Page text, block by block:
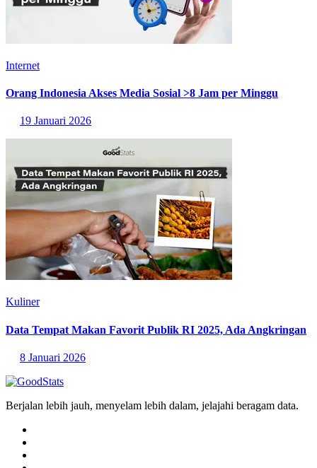
Internet
Orang Indonesia Akses Media Sosial >8 Jam per Minggu
19 Januari 2026
Kuliner
Data Tempat Makan Favorit Publik RI 2025, Ada Angkringan
8 Januari 2026
Berjalan lebih jauh, menyelam lebih dalam, jelajahi beragam data.